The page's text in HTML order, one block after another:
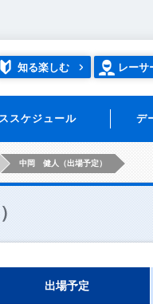
知る楽しむ レーサ
スケジュール デ
中岡 健人（出場予定）
出場予定